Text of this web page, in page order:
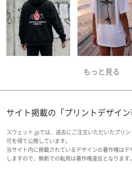
サイト掲載の「プリントデザイ
スウェット.jpでは、過去にご注文いただいたプリ
可を得て公開しています。
当サイト内に掲載されているデザインの著作権は
しますので、無断での転用は著作権違反となります